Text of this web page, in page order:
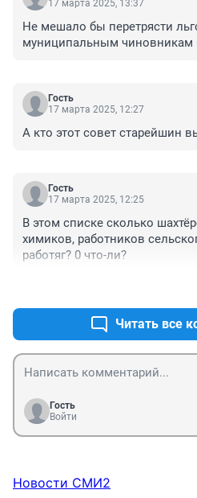
17 марта 2025, 13:37
Не мешало бы перетрясти
муниципальным чиновникам
Гость
17 марта 2025, 12:27
А кто этот совет старейшин
Гость
17 марта 2025, 12:25
В этом списке сколько
химиков, работников
работяг? 0 что-ли?
Читать все
Гость
Войти
Новости СМИ2